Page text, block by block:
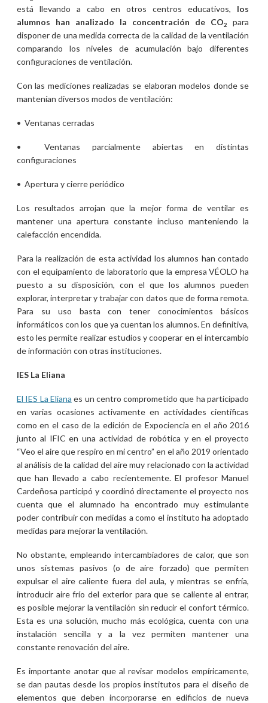
está llevando a cabo en otros centros educativos, los
alumnos han analizado la concentración de CO2
para
disponer de una medida correcta de la calidad de la ventilación
comparando los niveles de acumulación bajo diferentes
configuraciones de ventilación.
Con las mediciones realizadas se elaboran modelos donde se
mantenían diversos modos de ventilación:
• Ventanas cerradas
• Ventanas parcialmente abiertas en distintas
configuraciones
• Apertura y cierre periódico
Los resultados arrojan que la mejor forma de ventilar es
mantener una apertura constante incluso manteniendo la
calefacción encendida.
Para la realización de esta actividad los alumnos han contado
con el equipamiento de laboratorio que la empresa VÉOLO ha
puesto a su disposición, con el que los alumnos pueden
explorar, interpretar y trabajar con datos que de forma remota.
Para su uso basta con tener conocimientos básicos
informáticos con los que ya cuentan los alumnos. En definitiva,
esto les permite realizar estudios y cooperar en el intercambio
de información con otras instituciones.
IES La Eliana
El IES La Eliana es un centro comprometido que ha participado
en varias ocasiones activamente en actividades científicas
como en el caso de la edición de Expociencia en el año 2016
junto al IFIC en una actividad de robótica y en el proyecto
“Veo el aire que respiro en mi centro” en el año 2019 orientado
al análisis de la calidad del aire muy relacionado con la actividad
que han llevado a cabo recientemente. El profesor Manuel
Cardeñosa participó y coordinó directamente el proyecto nos
cuenta que el alumnado ha encontrado muy estimulante
poder contribuir con medidas a como el instituto ha adoptado
medidas para mejorar la ventilación.
No obstante, empleando intercambiadores de calor, que son
unos sistemas pasivos (o de aire forzado) que permiten
expulsar el aire caliente fuera del aula, y mientras se enfría,
introducir aire frío del exterior para que se caliente al entrar,
es posible mejorar la ventilación sin reducir el confort térmico.
Esta es una solución, mucho más ecológica, cuenta con una
instalación sencilla y a la vez permiten mantener una
constante renovación del aire.
Es importante anotar que al revisar modelos empíricamente,
se dan pautas desde los propios institutos para el diseño de
elementos que deben incorporarse en edificios de nueva